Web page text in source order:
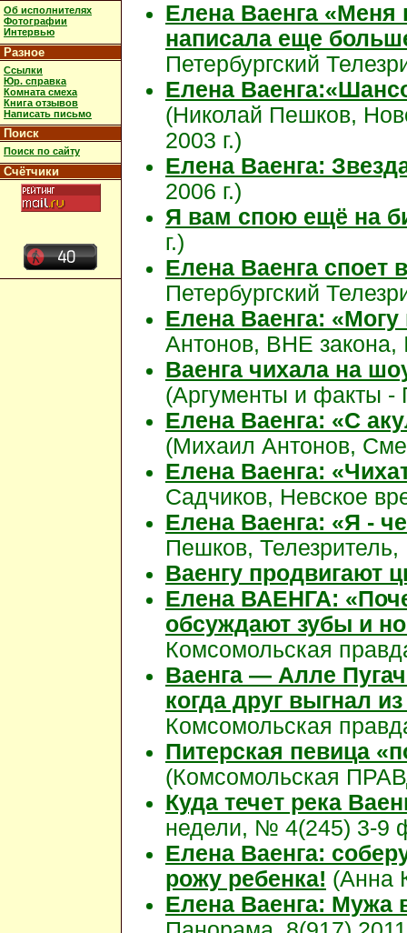
Об исполнителях
Фотографии
Интервью
Разное
Ссылки
Юр. справка
Комната смеха
Книга отзывов
Написать письмо
Поиск
Поиск по сайту
Счётчики
Елена Ваенга «Меня
написала еще
Петербургский
Елена
(Николай Пешков,
2003 г.)
Елена Ваенга:
2006 г.)
Я вам спою ещё на
г.)
Елена Ваенга споет
Петербургский
Елена Ваенга: «Могу
Антонов, ВНЕ
Ваенга чихала на
(Аргументы и факты -
Елена Ваенга: «С
(Михаил Антонов,
Елена Ваенга:
Садчиков, Невское
Елена Ваенга: «Я -
Пешков,
Ваенгу продвигают
Елена ВАЕНГА:
обсуждают зубы и
Комсомольская
Ваенга — Алле
когда друг выгнал
Комсомольская
Питерская певица
(Комсомольская
Куда течет река
недели, № 4(245) 3-9
Елена Ваенга:
рожу ребенка! (Анна
Елена Ваенга: Мужа